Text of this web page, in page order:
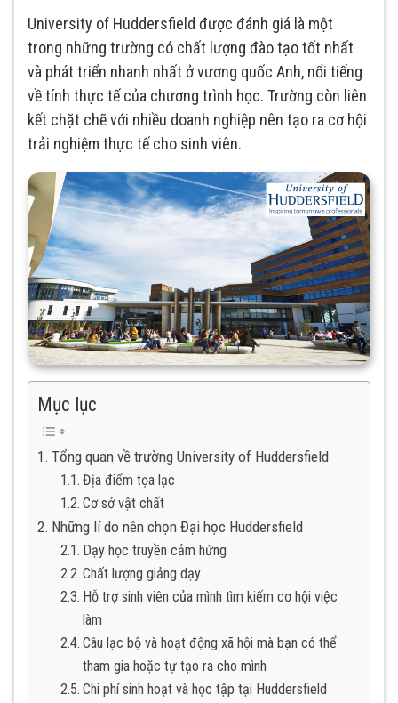
University of Huddersfield được đánh giá là một
trong những trường có chất lượng đào tạo tốt nhất
và phát triển nhanh nhất ở vương quốc Anh, nổi tiếng
về tính thực tế của chương trình học. Trường còn liên
kết chặt chẽ với nhiều doanh nghiệp nên tạo ra cơ hội
trải nghiệm thực tế cho sinh viên.
Mục lục
Tổng quan về trường University of Huddersfield
Địa điểm tọa lạc
Cơ sở vật chất
Những lí do nên chọn Đại học Huddersfield
Dạy học truyền cảm hứng
Chất lượng giảng dạy
Hỗ trợ sinh viên của mình tìm kiếm cơ hội việc
làm
Câu lạc bộ và hoạt động xã hội mà bạn có thể
tham gia hoặc tự tạo ra cho mình
Chi phí sinh hoạt và học tập tại Huddersfield